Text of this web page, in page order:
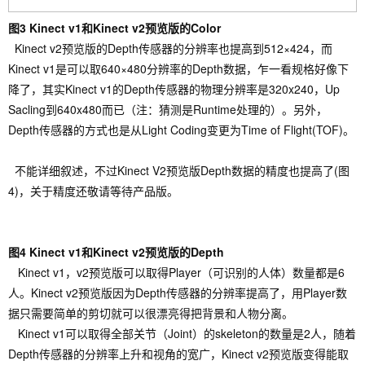
图3 Kinect v1和Kinect v2预览版的Color
Kinect v2预览版的Depth传感器的分辨率也提高到512×424， 而
Kinect v1是可以取640×480分辨率的Depth数据，乍一看规格好像下
降了，其实Kinect v1的Depth传感器的物理分辨率是320x240，Up
Sacling到640x480而已（注：猜测是Runtime处理的）。另外，
Depth传感器的方式也是从Light Coding变更为Time of Flight(TOF)。
不能详细叙述， 不过Kinect V2预览版Depth数据的精度也提高了(图
4)， 关于精度还敬请等待产品版。
图4 Kinect v1和Kinect v2预览版的Depth
Kinect v1，v2预览版可以取得Player（可识别的人体）数量都是6
人。 Kinect v2预览版因为Depth传感器的分辨率提高了， 用Player数
据只需要简单的剪切就可以很漂亮得把背景和人物分离。
Kinect v1可以取得全部关节（Joint）的skeleton的数量是2人，随着
Depth传感器的分辨率上升和视角的宽广，Kinect v2预览版变得能取